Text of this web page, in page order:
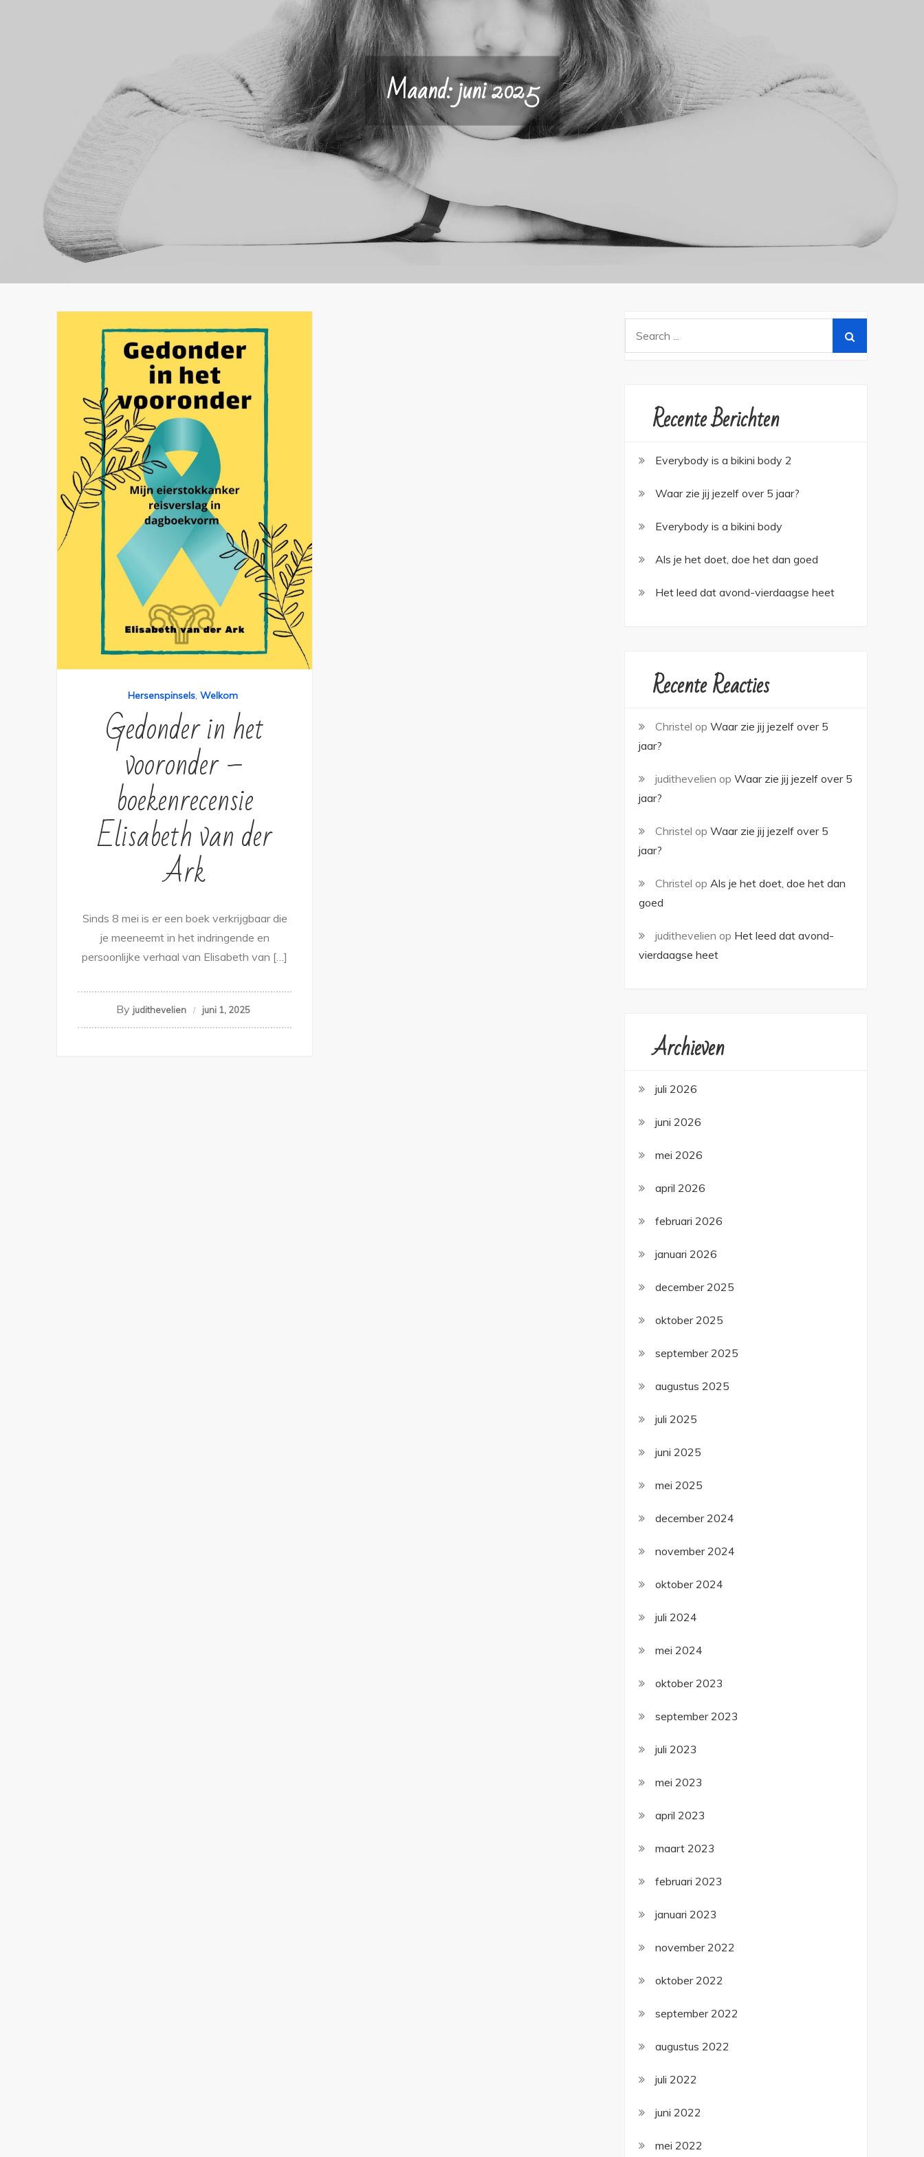
Maand:juni 2025
Hersenspinsels, Welkom
Gedonder in het
vooronder –
boekenrecensie
Elisabeth van der
Ark
Sinds 8 mei is er een boek verkrijgbaar die
je meeneemt in het indringende en
persoonlijke verhaal van Elisabeth van […]
By judithevelien juni 1, 2025
Recente Berichten
Everybody is a bikini body 2
Waar zie jij jezelf over 5 jaar?
Everybody is a bikini body
Als je het doet, doe het dan goed
Het leed dat avond-vierdaagse heet
Recente Reacties
Christel op Waar zie jij jezelf over 5
jaar?
judithevelien op Waar zie jij jezelf over 5
jaar?
Christel op Waar zie jij jezelf over 5
jaar?
Christel op Als je het doet, doe het dan
goed
judithevelien op Het leed dat avond-
vierdaagse heet
Archieven
juli 2026
juni 2026
mei 2026
april 2026
februari 2026
januari 2026
december 2025
oktober 2025
september 2025
augustus 2025
juli 2025
juni 2025
mei 2025
december 2024
november 2024
oktober 2024
juli 2024
mei 2024
oktober 2023
september 2023
juli 2023
mei 2023
april 2023
maart 2023
februari 2023
januari 2023
november 2022
oktober 2022
september 2022
augustus 2022
juli 2022
juni 2022
mei 2022